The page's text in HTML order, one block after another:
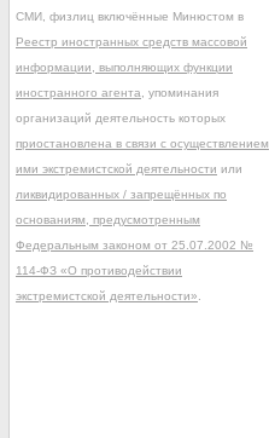
СМИ, физлиц включённые Минюстом в
Реестр иностранных средств массовой
информации, выполняющих функции
иностранного агента , упоминания
организаций деятельность которых
приостановлена в связи с осуществлением
ими экстремистской деятельности или
ликвидированных / запрещённых по
основаниям, предусмотренным
Федеральным законом от 25.07.2002 №
114-ФЗ «О противодействии
экстремистской деятельности»